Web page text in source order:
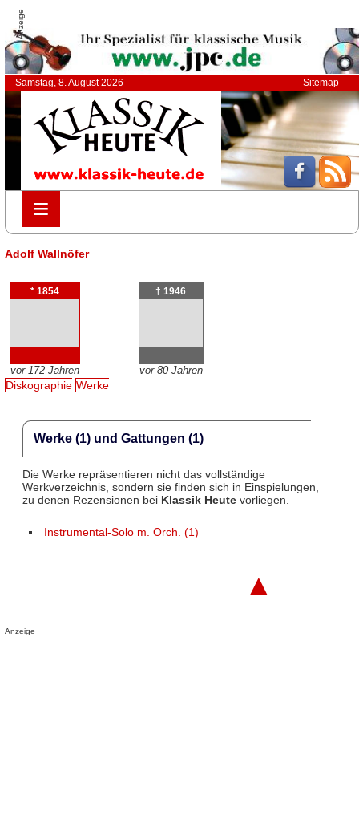
Anzeige
Samstag, 8. August 2026 Sitemap
≡
≡
Adolf Wallnöfer
* 1854
vor 172 Jahren
† 1946
vor 80 Jahren
Diskographie Werke
Werke (1) und Gattungen (1)
Die Werke repräsentieren nicht das vollständige
Werkverzeichnis, sondern sie finden sich in Einspielungen,
zu denen Rezensionen bei Klassik Heutevorliegen.
Instrumental-Solo m. Orch. (1)
▲
Anzeige